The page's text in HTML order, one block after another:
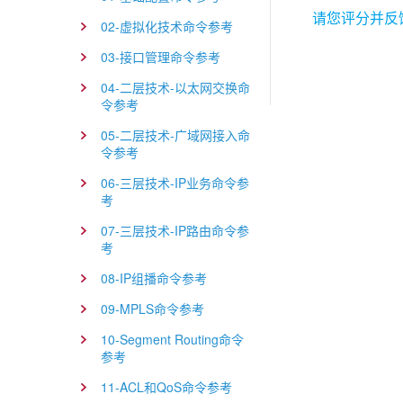
02-虚拟化技术命令参考
03-接口管理命令参考
04-二层技术-以太网交换命
令参考
05-二层技术-广域网接入命
令参考
06-三层技术-IP业务命令参
考
07-三层技术-IP路由命令参
考
08-IP组播命令参考
09-MPLS命令参考
10-Segment Routing命令
参考
11-ACL和QoS命令参考
请您评分并